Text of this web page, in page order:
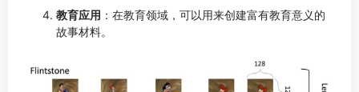
教育应用 ：在教育领域，可以用来创建富有教育意义的
故事材料。